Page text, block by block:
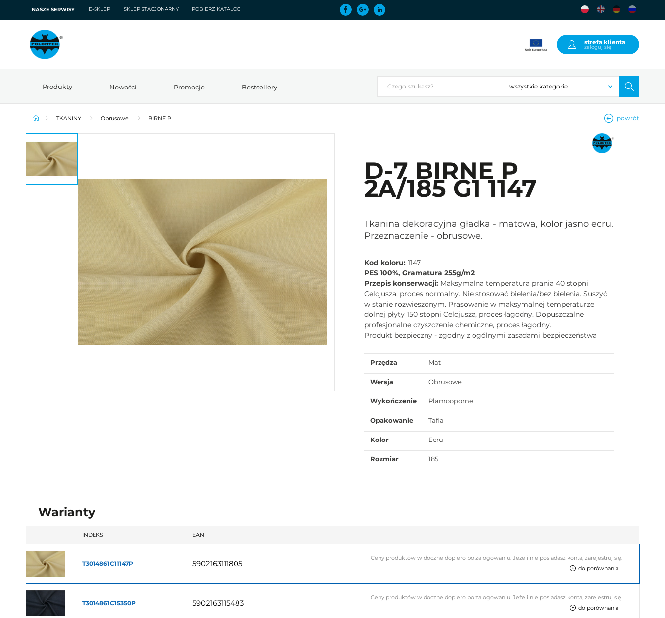
NASZE SERWISY E-SKLEP SKLEP STACJONARNY POBIERZ KATALOG
strefa klienta
zaloguj się
Produkty Nowości Promocje Bestsellery
TKANINY Obrusowe BIRNE P powrót
D-7 BIRNE P
2A/185 G1 1147
Tkanina dekoracyjna gładka - matowa, kolor jasno ecru.
Przeznaczenie - obrusowe.
Kod koloru: 1147
PES 100%, Gramatura 255g/m2
Przepis konserwacji: Maksymalna temperatura prania 40 stopni
Celcjusza, proces normalny. Nie stosować bielenia/bez bielenia. Suszyć
w stanie rozwieszonym. Prasowanie w maksymalnej temperaturze
dolnej płyty 150 stopni Celcjusza, proces łagodny. Dopuszczalne
profesjonalne czyszczenie chemiczne, proces łagodny.
Produkt bezpieczny - zgodny z ogólnymi zasadami bezpieczeństwa
Przędza Mat
Wersja Obrusowe
Wykończenie Plamooporne
Opakowanie Tafla
Kolor Ecru
Rozmiar 185
Warianty
INDEKS EAN
T3014861C11147P 5902163111805
Ceny produktów widoczne dopiero po zalogowaniu. Jeżeli nie posiadasz konta, zarejestruj się.
do porównania
T3014861C15350P 5902163115483
Ceny produktów widoczne dopiero po zalogowaniu. Jeżeli nie posiadasz konta, zarejestruj się.
do porównania